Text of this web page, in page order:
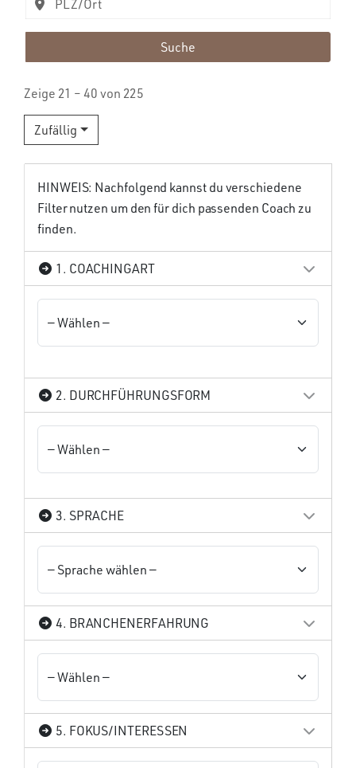
Suche
Zeige 21 – 40 von 225
Zufällig
HINWEIS: Nachfolgend kannst du verschiedene
Filter nutzen um den für dich passenden Coach zu
finden.
1. COACHINGART
2. DURCHFÜHRUNGSFORM
3. SPRACHE
4. BRANCHENERFAHRUNG
5. FOKUS/INTERESSEN